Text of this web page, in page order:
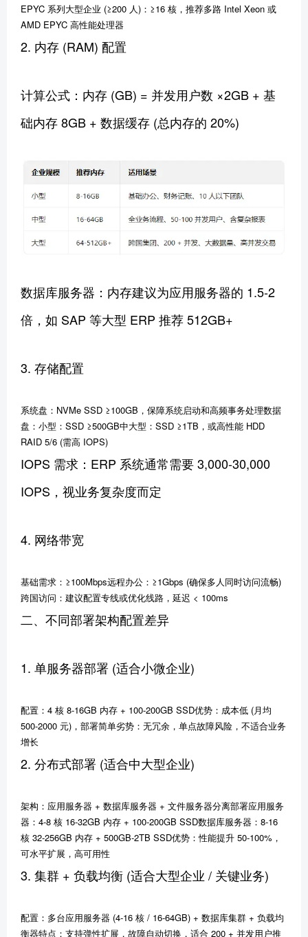
EPYC 系列大型企业 (≥200 人)：≥16 核，推荐多路 Intel Xeon 或
AMD EPYC 高性能处理器
2. 内存 (RAM) 配置
计算公式：内存 (GB) = 并发用户数 ×2GB + 基
础内存 8GB + 数据缓存 (总内存的 20%)
数据库服务器：内存建议为应用服务器的 1.5-2
倍，如 SAP 等大型 ERP 推荐 512GB+
3. 存储配置
系统盘：NVMe SSD ≥100GB，保障系统启动和高频事务处理数据
盘：小型：SSD ≥500GB中大型：SSD ≥1TB，或高性能 HDD
RAID 5/6 (需高 IOPS)
IOPS 需求：ERP 系统通常需要 3,000-30,000
IOPS，视业务复杂度而定
4. 网络带宽
基础需求：≥100Mbps远程办公：≥1Gbps (确保多人同时访问流畅)
跨国访问：建议配置专线或优化线路，延迟 < 100ms
二、不同部署架构配置差异
1. 单服务器部署 (适合小微企业)
配置：4 核 8-16GB 内存 + 100-200GB SSD优势：成本低 (月均
500-2000 元)，部署简单劣势：无冗余，单点故障风险，不适合业务
增长
2. 分布式部署 (适合中大型企业)
架构：应用服务器 + 数据库服务器 + 文件服务器分离部署应用服务
器：4-8 核 16-32GB 内存 + 100-200GB SSD数据库服务器：8-16
核 32-256GB 内存 + 500GB-2TB SSD优势：性能提升 50-100%，
可水平扩展，高可用性
3. 集群 + 负载均衡 (适合大型企业 / 关键业务)
配置：多台应用服务器 (4-16 核 / 16-64GB) + 数据库集群 + 负载均
衡器特点：支持弹性扩展，故障自动切换，适合 200 + 并发用户推